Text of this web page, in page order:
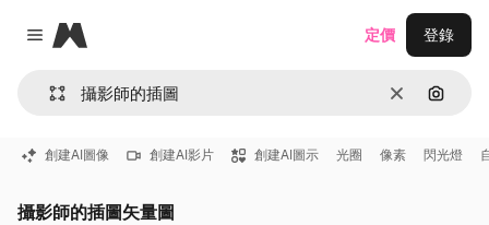
Close menu
Magnific
清除 通過圖
定價 登錄
創建AI圖像 創建AI影片 創建AI圖示 光圈 像素 閃光燈
攝影師的插圖矢量圖